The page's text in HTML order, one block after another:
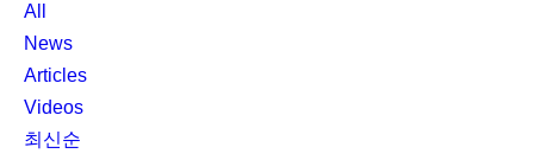
All
News
Articles
Videos
최신순